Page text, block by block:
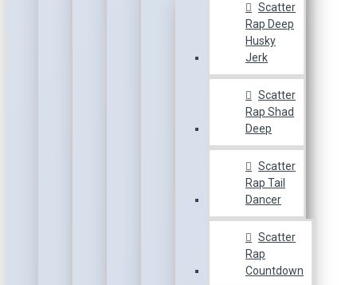
Scatter
Rap Deep
Husky
Jerk
Scatter
Rap Shad
Deep
Scatter
Rap Tail
Dancer
Scatter
Rap
Countdown